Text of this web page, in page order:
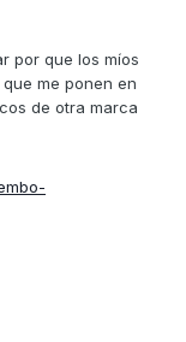
por que los míos
me ponen en
de otra marca